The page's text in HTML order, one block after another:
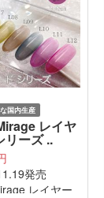
国内生産
レイヤ
リーズ ..
発売
レイヤー